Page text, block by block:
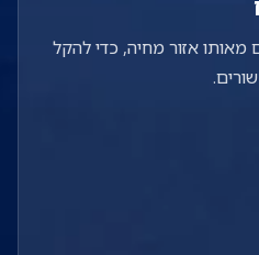
מאותו אזור מחיה, כדי להקל